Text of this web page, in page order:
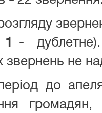
1
-
звернень не
до